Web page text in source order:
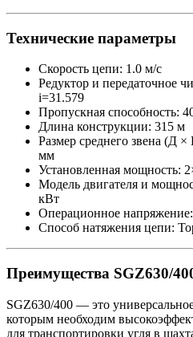
Технические параметры
Скорость цепи: 1.0 м/с
Редуктор и передаточное
i=31.579
Пропускная способность:
Длина конструкции: 315 м
Размер среднего звена (Д
мм
Установленная мощность:
Модель двигателя и
кВт
Операционное
Способ натяжения цепи:
Преимущества SGZ630/
SGZ630/400 — это
которым необходим
для транспортировки угля в